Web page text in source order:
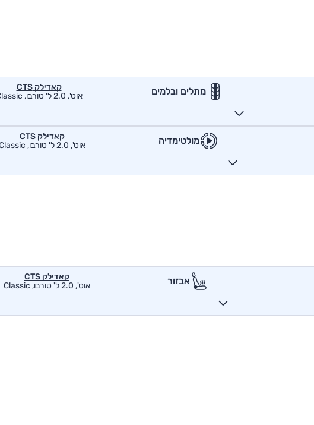
מתלים ובלמים
קאדילק CTS
אוט', 2.0 ל' טורבו, Classic
מולטימדיה
קאדילק CTS
אוט', 2.0 ל' טורבו, Classic
אבזור
קאדילק CTS
אוט', 2.0 ל' טורבו, Classic